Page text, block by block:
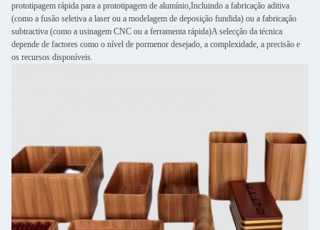
prototipagem rápida para a prototipagem de alumínio,Incluindo a fabricação aditiva
(como a fusão seletiva a laser ou a modelagem de deposição fundida) ou a fabricação
subtractiva (como a usinagem CNC ou a ferramenta rápida)A selecção da técnica
depende de factores como o nível de pormenor desejado, a complexidade, a precisão e
os recursos disponíveis.